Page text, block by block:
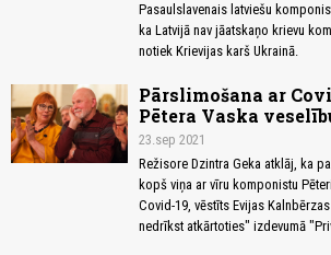
Pasaulslavenais latviešu
ka Latvijā nav jāatskaņo krievu
notiek Krievijas karš Ukrainā.
Pārslimošana ar
Pētera Vaska
23.sep 2021
Režisore Dzintra Geka atklāj, ka
kopš viņa ar vīru komponistu
Covid-19, vēstīts Evijas
nedrīkst atkārtoties" izdevumā